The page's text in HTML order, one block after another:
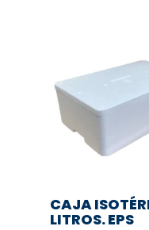
CAJA
LITROS. EPS